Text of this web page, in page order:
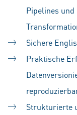
Pipelines
Sichere
Praktische
Strukturierte